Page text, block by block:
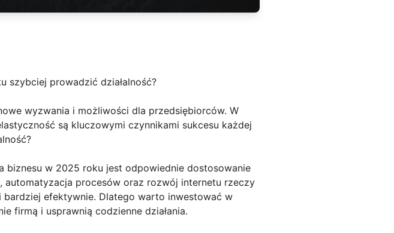
szybciej prowadzić działalność?
wyzwania i możliwości dla przedsiębiorców. W
są kluczowymi czynnikami sukcesu każdej
biznesu w 2025 roku jest odpowiednie dostosowanie
procesów oraz rozwój internetu rzeczy
efektywnie. Dlatego warto inwestować w
firmą i usprawnią codzienne działania.